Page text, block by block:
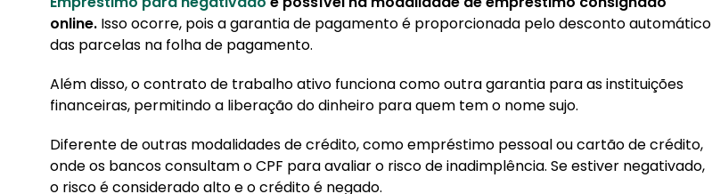
online. Isso ocorre, pois a garantia de pagamento é proporcionada pelo desconto automático
das parcelas na folha de pagamento.
Além disso, o contrato de trabalho ativo funciona como outra garantia para as instituições
financeiras, permitindo a liberação do dinheiro para quem tem o nome sujo.
Diferente de outras modalidades de crédito, como empréstimo pessoal ou cartão de crédito,
onde os bancos consultam o CPF para avaliar o risco de inadimplência. Se estiver negativado,
o risco é considerado alto e o crédito é negado.